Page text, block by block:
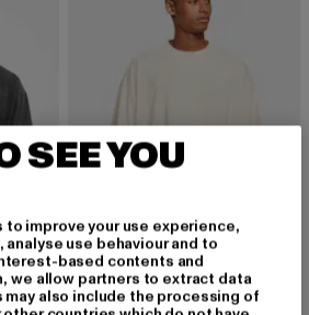
BUILD YOUR BRAND
Huge
SEE YOU
improve your use experience,
use behaviour and to
based contents and
we allow partners to extract data
also include the processing of